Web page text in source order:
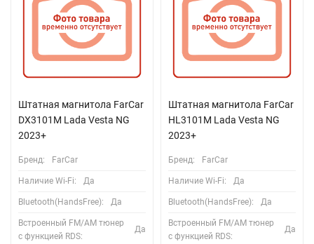
Штатная магнитола FarCar
DX3101M Lada Vesta NG
2023+
Бренд: FarCar
Наличие Wi-Fi: Да
Bluetooth(HandsFree): Да
Встроенный FM/AM тюнер
с функцией RDS:
Да
Штатная магнитола FarCar
HL3101M Lada Vesta NG
2023+
Бренд: FarCar
Наличие Wi-Fi: Да
Bluetooth(HandsFree): Да
Встроенный FM/AM тюнер
с функцией RDS:
Да